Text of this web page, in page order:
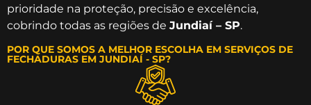
prioridade na proteção, precisão e excelência,
cobrindo todas as regiões de Jundiaí – SP.
POR QUE SOMOS A MELHOR ESCOLHA EM SERVIÇOS DE
FECHADURAS EM JUNDIAÍ - SP?